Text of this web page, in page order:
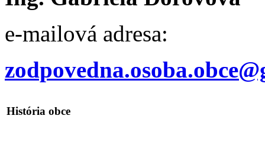
e-mailová adresa:
História obce